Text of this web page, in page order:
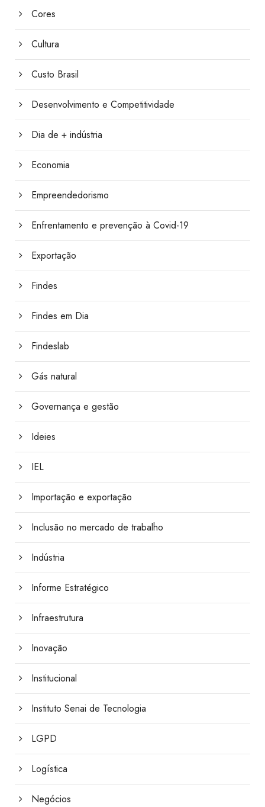
Cores
Cultura
Custo Brasil
Desenvolvimento e Competitividade
Dia de + indústria
Economia
Empreendedorismo
Enfrentamento e prevenção à Covid-19
Exportação
Findes
Findes em Dia
Findeslab
Gás natural
Governança e gestão
Ideies
IEL
Importação e exportação
Inclusão no mercado de trabalho
Indústria
Informe Estratégico
Infraestrutura
Inovação
Institucional
Instituto Senai de Tecnologia
LGPD
Logística
Negócios